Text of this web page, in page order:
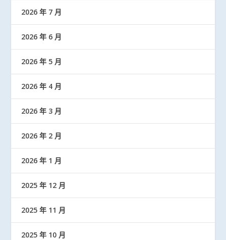
2026 年 7 月
2026 年 6 月
2026 年 5 月
2026 年 4 月
2026 年 3 月
2026 年 2 月
2026 年 1 月
2025 年 12 月
2025 年 11 月
2025 年 10 月